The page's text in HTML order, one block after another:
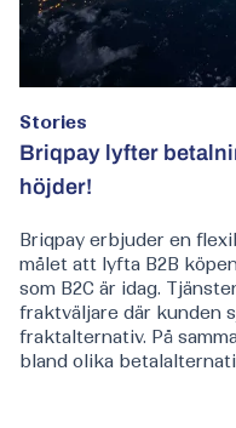
Stories
Briqpay lyfter
höjder!
Briqpay erbjuder en
målet att lyfta B2B
som B2C är idag.
fraktväljare där kunden
fraktalternativ. På
bland olika